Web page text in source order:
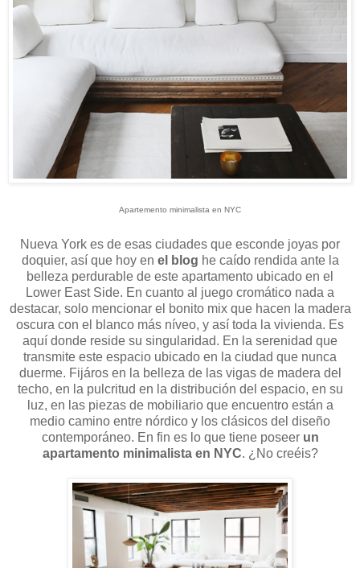
Apartemento minimalista en NYC
Nueva York es de esas ciudades que esconde joyas por
doquier, así que hoy en el blog he caído rendida ante la
belleza perdurable de este apartamento ubicado en el
Lower East Side. En cuanto al juego cromático nada a
destacar, solo mencionar el bonito mix que hacen la madera
oscura con el blanco más níveo, y así toda la vivienda. Es
aquí donde reside su singularidad. En la serenidad que
transmite este espacio ubicado en la ciudad que nunca
duerme. Fijáros en la belleza de las vigas de madera del
techo, en la pulcritud en la distribución del espacio, en su
luz, en las piezas de mobiliario que encuentro están a
medio camino entre nórdico y los clásicos del diseño
contemporáneo. En fin es lo que tiene poseer un
apartamento minimalista en NYC. ¿No creéis?